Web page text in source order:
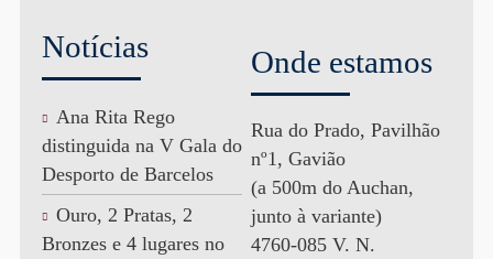
Notícias
Ana Rita Rego
distinguida na V Gala do
Desporto de Barcelos
Ouro, 2 Pratas, 2
Bronzes e 4 lugares no
Onde estamos
Rua do Prado, Pavilhão
nº1, Gavião
(a 500m do Auchan,
junto à variante)
4760-085 V. N.